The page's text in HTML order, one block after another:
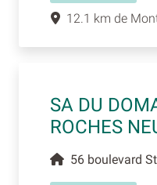
12.1 km de
SA DU
ROCHES
56 boulevard